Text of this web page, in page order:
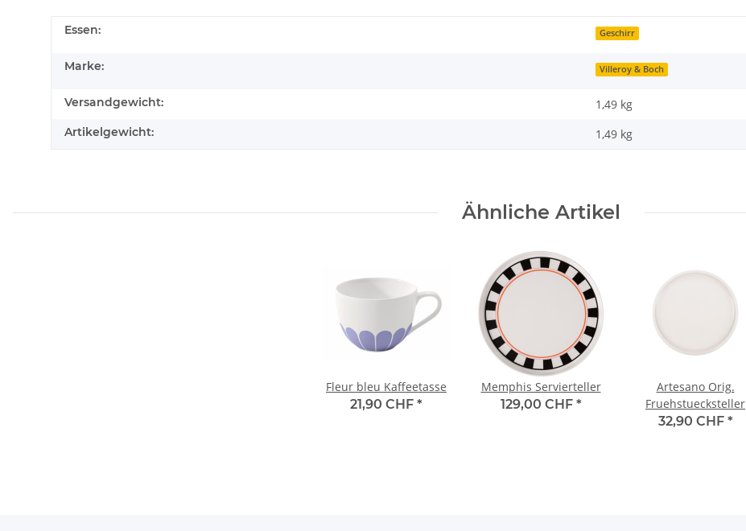
Essen: Geschirr
Marke: Villeroy & Boch
Versandgewicht: 1,49 kg
Artikelgewicht: 1,49 kg
Ähnliche Artikel
Fleur bleu Kaffeetasse
21,90 CHF *
Memphis Servierteller
129,00 CHF *
Artesano Orig.
Fruehstuecksteller
32,90 CHF *